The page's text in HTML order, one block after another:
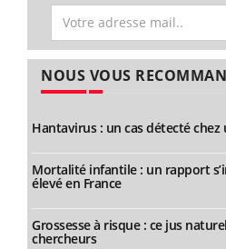
NOUS VOUS
Hantavirus : un cas détecté
Mortalité infantile : un rapport
élevé en France
Grossesse à risque : ce jus
chercheurs